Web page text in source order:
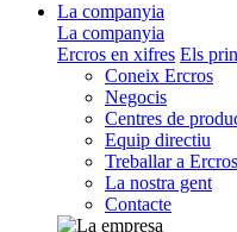
La companyia
La companyia
Ercros en xifres Els
Coneix Ercros
Negocis
Centres de
Equip directiu
Treballar a Ercros
La nostra gent
Contacte